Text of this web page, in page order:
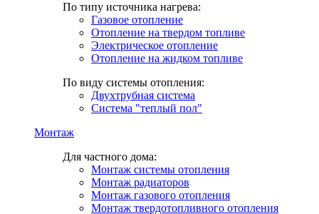
По типу источника нагрева:
Газовое отопление
Отопление на твердом топливе
Электрическое отопление
Отопление на жидком топливе
По виду системы отопления:
Двухтрубная система
Система "теплый пол"
Монтаж
Для частного дома:
Монтаж системы отопления
Монтаж радиаторов
Монтаж газового отопления
Монтаж твердотопливного отопления